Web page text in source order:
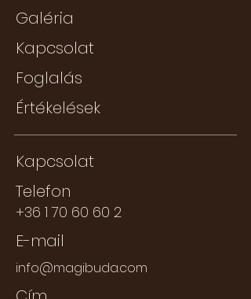
Galéria
Kapcsolat
Foglalás
Értékelések
Kapcsolat
Telefon
+36 1 70 60 60 2
E-mail
info@magibuda.com